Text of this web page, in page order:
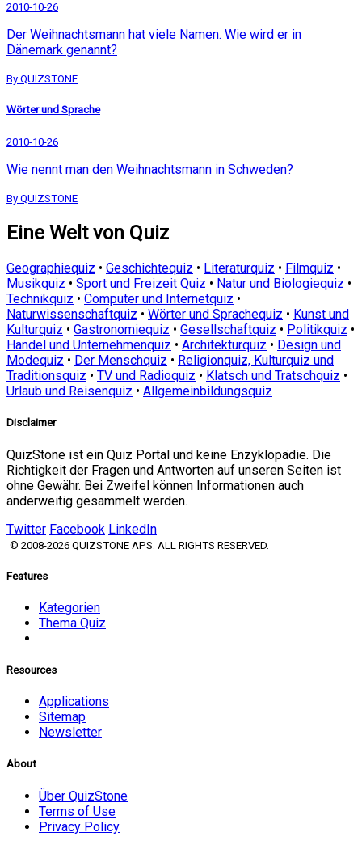
2010-10-26
Der Weihnachtsmann hat viele Namen. Wie wird er in
Dänemark genannt?
By QUIZSTONE
Wörter und Sprache
2010-10-26
Wie nennt man den Weihnachtsmann in Schweden?
By QUIZSTONE
Eine Welt von Quiz
Geographiequiz • Geschichtequiz • Literaturquiz • Filmquiz •
Musikquiz • Sport und Freizeit Quiz • Natur und Biologiequiz •
Technikquiz • Computer und Internetquiz •
Naturwissenschaftquiz • Wörter und Sprachequiz • Kunst und
Kulturquiz • Gastronomiequiz • Gesellschaftquiz • Politikquiz •
Handel und Unternehmenquiz • Architekturquiz • Design und
Modequiz • Der Menschquiz • Religionquiz, Kulturquiz und
Traditionsquiz • TV und Radioquiz • Klatsch und Tratschquiz •
Urlaub und Reisenquiz • Allgemeinbildungsquiz
Disclaimer
QuizStone ist ein Quiz Portal und keine Enzyklopädie. Die
Richtigkeit der Fragen und Antworten auf unseren Seiten ist
ohne Gewähr. Bei Zweifel können Informationen auch
anderweitig gesammelt werden.
Twitter Facebook LinkedIn
© 2008-2026 QUIZSTONE APS. ALL RIGHTS RESERVED.
Features
Kategorien
Thema Quiz
Resources
Applications
Sitemap
Newsletter
About
Über QuizStone
Terms of Use
Privacy Policy